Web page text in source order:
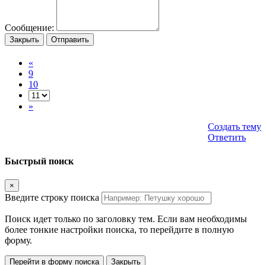
Сообщение:
Закрыть Отправить
«
9
10
»
Создать тему
Ответить
Быстрый поиск
×
Введите строку поиска
Поиск идет только по заголовку тем. Если вам необходимы
более тонкие настройки поиска, то перейдите в полную
форму.
Перейти в форму поиска Закрыть